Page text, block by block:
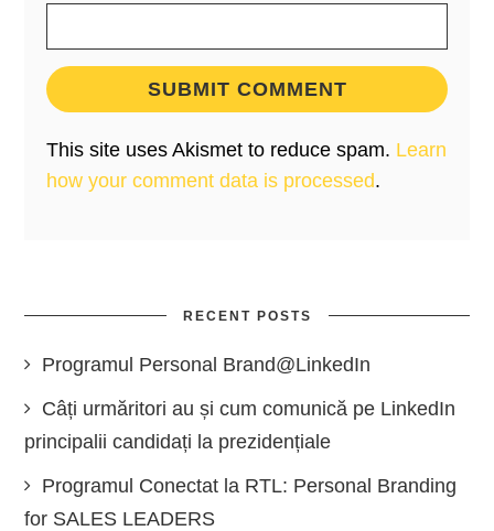
This site uses Akismet to reduce spam. Learn
how your comment data is processed.
RECENT POSTS
Programul Personal Brand@LinkedIn
Câți urmăritori au și cum comunică pe LinkedIn
principalii candidați la prezidențiale
Programul Conectat la RTL: Personal Branding
for SALES LEADERS